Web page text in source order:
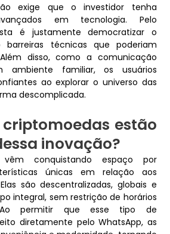
exige que o investidor tenha
em tecnologia. Pelo
é justamente democratizar o
barreiras técnicas que poderiam
disso, como a comunicação
ambiente familiar, os usuários
ao explorar o universo das
descomplicada.
estão
inovação?
vêm conquistando espaço por
únicas em relação aos
são descentralizadas, globais e
integral, sem restrição de horários
permitir que esse tipo de
diretamente pelo WhatsApp, as